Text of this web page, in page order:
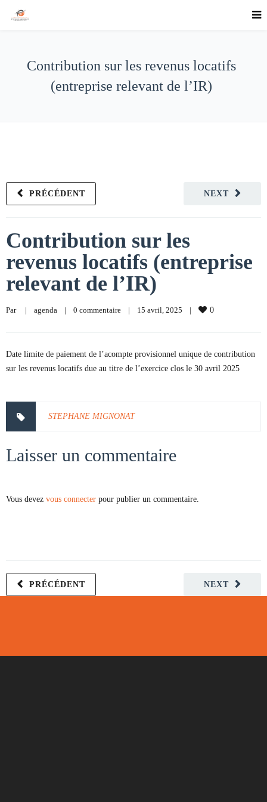
Contribution sur les revenus locatifs
(entreprise relevant de l’IR)
NEXT
PRÉCÉDENT
Contribution sur les
revenus locatifs (entreprise
relevant de l’IR)
Par | agenda | 0 commentaire | 15 avril, 2025 | 0
Date limite de paiement de l’acompte provisionnel unique de contribution
sur les revenus locatifs due au titre de l’exercice clos le 30 avril 2025
STEPHANE MIGNONAT
Laisser un commentaire
Vous devez vous connecter pour publier un commentaire.
NEXT
PRÉCÉDENT